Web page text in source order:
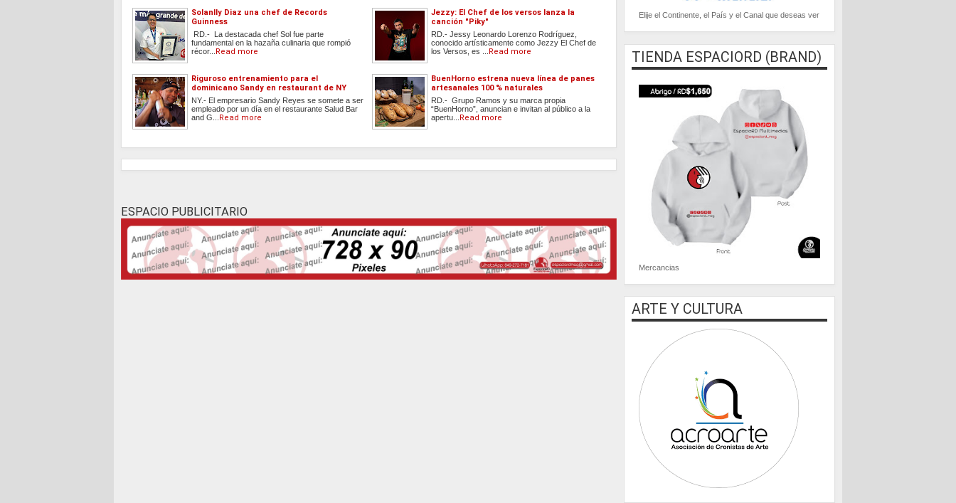
Solanlly Diaz una chef de Records
Guinness
RD.- La destacada chef Sol fue parte
fundamental en la hazaña culinaria que rompió
récor... Read more
Jezzy: El Chef de los versos lanza la
canción "Piky"
RD.- Jessy Leonardo Lorenzo Rodríguez,
conocido artísticamente como Jezzy El Chef de
los Versos, es ... Read more
Riguroso entrenamiento para el
dominicano Sandy en restaurant de NY
NY.- El empresario Sandy Reyes se somete a ser
empleado por un día en el restaurante Salud Bar
and G... Read more
BuenHorno estrena nueva línea de panes
artesanales 100 % naturales
RD.- Grupo Ramos y su marca propia
“BuenHorno”, anuncian e invitan al público a la
apertu... Read more
ESPACIO PUBLICITARIO
Elije el Continente, el País y el Canal que deseas ver
TIENDA ESPACIORD (BRAND)
Mercancias
ARTE Y CULTURA